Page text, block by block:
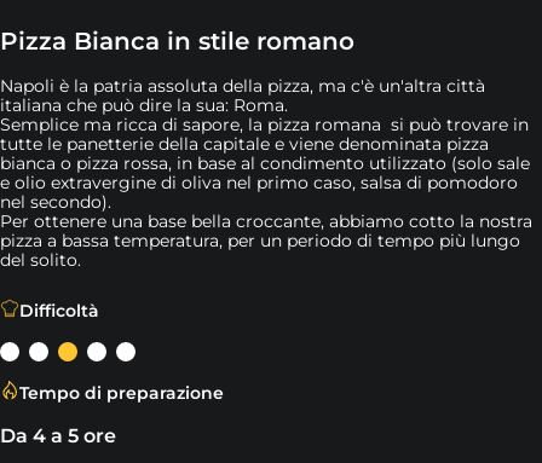
Pizza Bianca in stile romano
Napoli è la patria assoluta della pizza, ma c'è un'altra città
italiana che può dire la sua: Roma.
Semplice ma ricca di sapore, la pizza romana si può trovare in
tutte le panetterie della capitale e viene denominata pizza
bianca o pizza rossa, in base al condimento utilizzato (solo sale
e olio extravergine di oliva nel primo caso, salsa di pomodoro
nel secondo).
Per ottenere una base bella croccante, abbiamo cotto la nostra
pizza a bassa temperatura, per un periodo di tempo più lungo
del solito.
Difficoltà
Tempo di preparazione
Da 4 a 5 ore